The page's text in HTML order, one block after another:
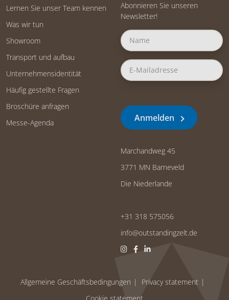
Lernen Sie unser Team kennen
Was wir tun
Showroom
Transport und aufbau
Unternehmensidentität
Häufig gestellte Fragen
Broschüre anfragen
Messe-Agenda
Abonnieren Sie unseren
Newsletter!
Anmelden
Marchandweg 45
3771 MN Barneveld
Die Niederlande
+31 318 575056
info@outstandingzelt.de
Allgemeine Geschäftsbedingungen
Privacy statement